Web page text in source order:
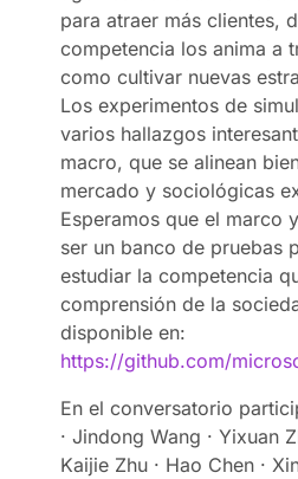
para atraer más clientes,
competencia los anima a
como cultivar nuevas
Los experimentos de
varios hallazgos
macro, que se alinean
mercado y sociológicas
Esperamos que el marco
ser un banco de pruebas
estudiar la competencia
comprensión de la
disponible en:
https://github.com/
En el conversatorio
· Jindong Wang · Yixuan
Kaijie Zhu · Hao Chen ·